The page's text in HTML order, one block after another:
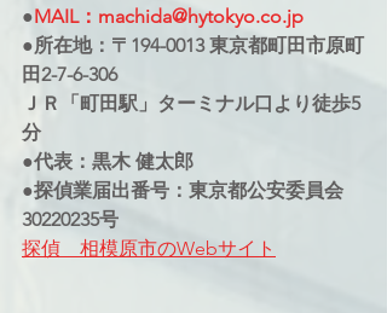
●MAIL：machida@hytokyo.co.jp
●所在地：〒194-0013 東京都町田市原町
田2-7-6-306
ＪＲ「町田駅」ターミナル口より徒歩5
分
●代表：黒木 健太郎
●探偵業届出番号：東京都公安委員会
30220235号
探偵　相模原市のWebサイト